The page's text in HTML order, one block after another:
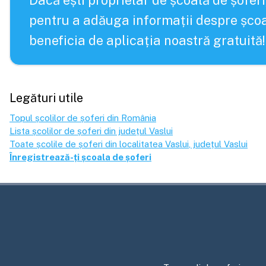
pentru a adăuga informații despre
beneficia de aplicația noastră gratuită!
Legături utile
Topul școlilor de șoferi din România
Lista școlilor de șoferi din județul Vaslui
Toate școlile de șoferi din localitatea Vaslui , județul Vaslui
Înregistrează-ți școala de șoferi